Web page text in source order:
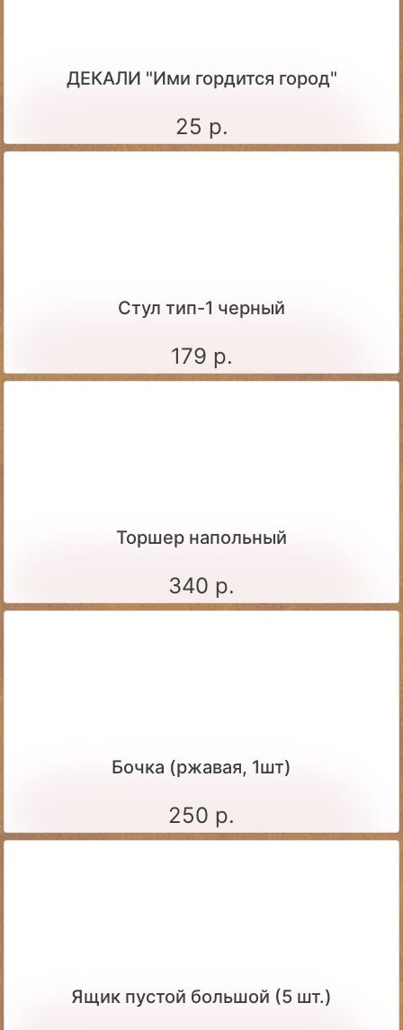
ДЕКАЛИ "Ими гордится город"
25 р.
Стул тип-1 черный
179 р.
Торшер напольный
340 р.
Бочка (ржавая, 1шт)
250 р.
Ящик пустой большой (5 шт.)